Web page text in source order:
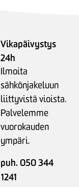
Vikapäivystys
24h
Ilmoita
sähkönjakeluun
liittyvistä vioista.
Palvelemme
vuorokauden
ympäri.
puh. 050 344
1241